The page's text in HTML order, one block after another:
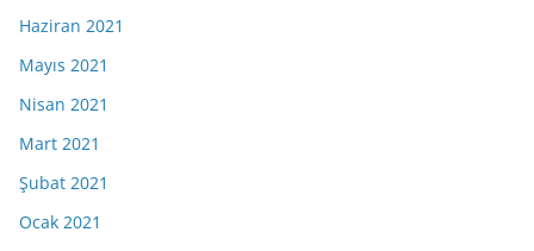
Haziran 2021
Mayıs 2021
Nisan 2021
Mart 2021
Şubat 2021
Ocak 2021